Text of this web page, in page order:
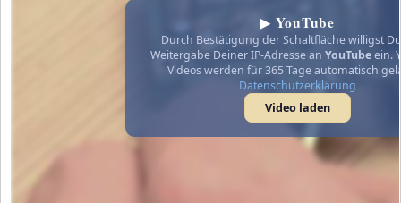
▶ YouTube
Durch Bestätigung der Schaltfläche willigst
Weitergabe Deiner IP-Adresse an YouTubeein.
Videos werden für 365 Tage automatisch
Datenschutzerklärung
Video laden